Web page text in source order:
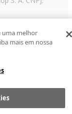
3003-3728 ©
RF
uma melhor
mais em nossa